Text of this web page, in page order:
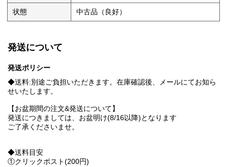
状態 中古品（良好）
発送について
発送ポリシー
◆送料:別途ご負担いただきます。在庫確認後、メールにてお知ら
せいたします。
【お盆期間の注文&発送について】
発送につきましては、お盆明け(8/16以降)となります
ご了承くださいませ。
◆送料目安
①クリックポスト(200円)